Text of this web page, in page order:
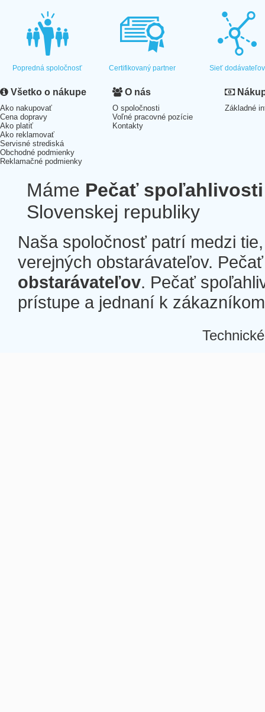
Popredná spoločnosť Certifikovaný partner Sieť dodávateľov
Všetko o nákupe
Ako nakupovať
Cena dopravy
Ako platiť
Ako reklamovať
Servisné strediská
Obchodné podmienky
Reklamačné podmienky
O nás
O spoločnosti
Voľné pracovné pozície
Kontakty
Základné
Máme Pečať spoľahlivosti
Slovenskej republiky
Naša spoločnosť patrí medzi
verejných obstarávateľov.
obstarávateľov. Pečať
prístupe a jednaní k